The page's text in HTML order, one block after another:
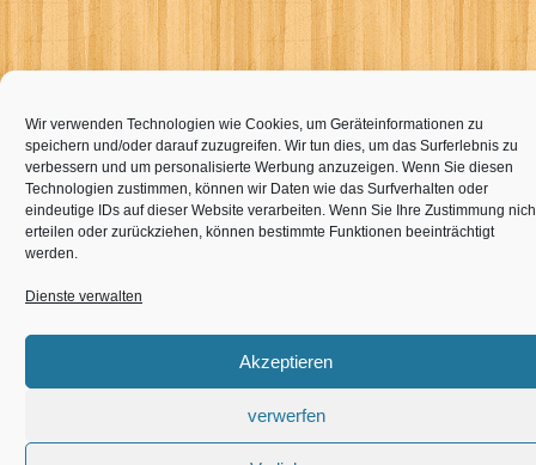
Wir verwenden Technologien wie Cookies, um Geräteinformationen zu
speichern und/oder darauf zuzugreifen. Wir tun dies, um das Surferlebnis zu
verbessern und um personalisierte Werbung anzuzeigen. Wenn Sie diesen
Technologien zustimmen, können wir Daten wie das Surfverhalten oder
eindeutige IDs auf dieser Website verarbeiten. Wenn Sie Ihre Zustimmung
erteilen oder zurückziehen, können bestimmte Funktionen beeinträchtigt
werden.
Dienste verwalten
Akzeptieren
verwerfen